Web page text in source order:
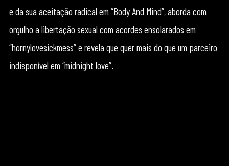
e da sua aceitação radical em “Body And Mind”, aborda com
orgulho a libertação sexual com acordes ensolarados em
“hornylovesickmess” e revela que quer mais do que um parceiro
indisponível em “midnight love”.